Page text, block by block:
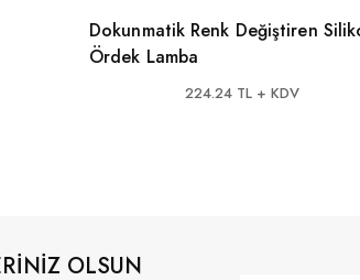
Dokunmatik Renk Değiştiren
Ördek Lamba
224.24 TL + KDV
OLSUN